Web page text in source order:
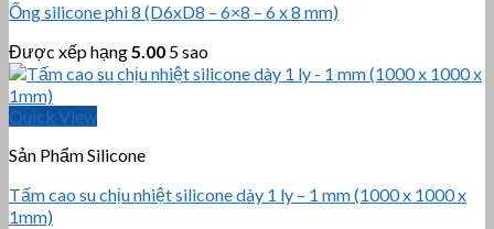
Ống silicone phi 8 (D6xD8 – 6×8 – 6 x 8 mm)
Được xếp hạng5.00 5 sao
Quick View
Sản Phẩm Silicone
Tấm cao su chịu nhiệt silicone dày 1 ly – 1 mm (1000 x 1000 x
1mm)